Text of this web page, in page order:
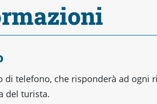
di telefono, che risponderà ad ogni
del turista.